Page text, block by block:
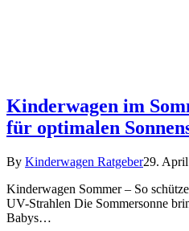
Kinderwagen im
für optimalen
By Kinderwagen Ratgeber29.
Kinderwagen Sommer – So
UV-Strahlen Die Sommersonne
Babys…